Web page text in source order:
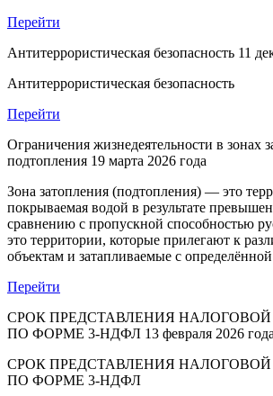
Перейти
Антитеррористическая безопасность 11
Антитеррористическая безопасность
Перейти
Ограничения жизнедеятельности в зонах
подтопления 19 марта 2026 года
Зона затопления (подтопления) — это
покрываемая водой в результате
сравнению с пропускной способностью
это территории, которые прилегают к
объектам и затапливаемые с
Перейти
СРОК ПРЕДСТАВЛЕНИЯ
ПО ФОРМЕ 3-НДФЛ 13 февраля 2026 года
СРОК ПРЕДСТАВЛЕНИЯ
ПО ФОРМЕ 3-НДФЛ